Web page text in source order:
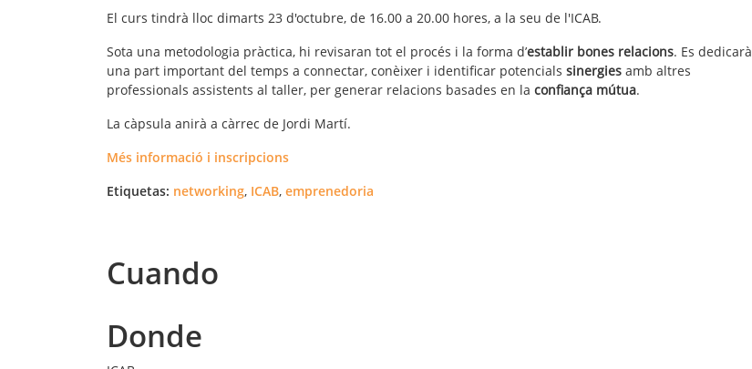
El curs tindrà lloc dimarts 23 d'octubre, de 16.00 a 20.00 hores, a la seu de l'ICAB.
Sota una metodologia pràctica, hi revisaran tot el procés i la forma d’establir bones relacions. Es dedicarà
una part important del temps a connectar, conèixer i identificar potencials sinergies amb altres
professionals assistents al taller, per generar relacions basades en la confiança mútua.
La càpsula anirà a càrrec de Jordi Martí.
Més informació i inscripcions
Etiquetas: networking, ICAB, emprenedoria
Cuando
Donde